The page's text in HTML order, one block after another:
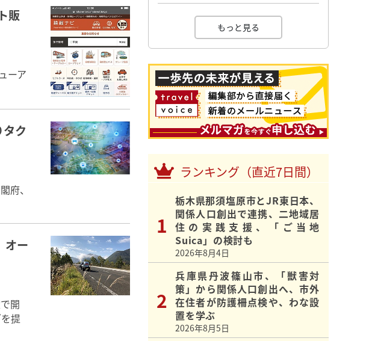
販
ーア
ク
府、
オー
開
提
もっと見る
ランキング（直近7日間）
栃木県那須塩原市とJR東日本、
関係人口創出で連携、二地域居
住の実践支援、「ご当地
Suica」の検討も
2026年8月4日
兵庫県丹波篠山市、「獣害対
策」から関係人口創出へ、市外
在住者が防護柵点検や、わな設
置を学ぶ
2026年8月5日